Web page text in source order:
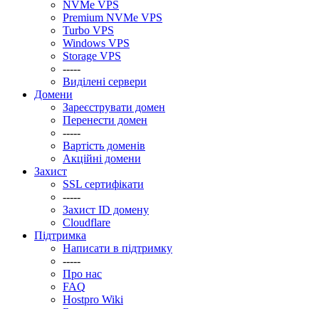
NVMe VPS
Premium NVMe VPS
Turbo VPS
Windows VPS
Stоrage VPS
-----
Виділені сервери
Домени
Зареєструвати домен
Перенести домен
-----
Вартість доменів
Акційні домени
Захист
SSL сертифікати
-----
Захист ID домену
Clоudflare
Підтримка
Написати в підтримку
-----
Про нас
FAQ
Hostpro Wiki